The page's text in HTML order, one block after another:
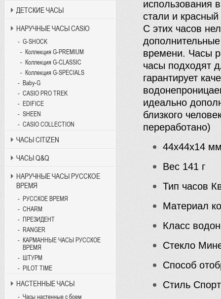
использования
стали и
С этих часов
времени. Часы
часы подходят
гарантирует
идеально
близкого
переработано)
44x44x14
Вес 141 г
Тип часов
Материал
Класс
Стекло
Способ
Стиль
ДЕТСКИЕ ЧАСЫ
НАРУЧНЫЕ ЧАСЫ CASIO
G-SHOCK
Коллекция G-PREMIUM
Коллекция G-CLASSIC
Коллекция G-SPECIALS
Baby-G
CASIO PRO TREK
EDIFICE
SHEEN
CASIO COLLECTION
ЧАСЫ CITIZEN
ЧАСЫ Q&Q
НАРУЧНЫЕ ЧАСЫ РУССКОЕ
ВРЕМЯ
РУССКОЕ ВРЕМЯ
CHARM
ПРЕЗИДЕНТ
RANGER
КАРМАННЫЕ ЧАСЫ РУССКОЕ
ВРЕМЯ
ШТУРМ
PILOT TIME
НАСТЕННЫЕ ЧАСЫ
Часы настенные с боем